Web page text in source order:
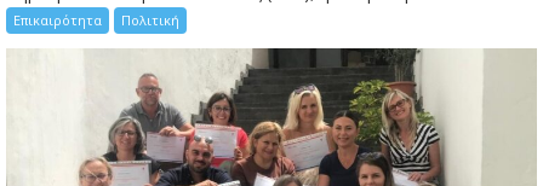
Επικαιρότητα Πολιτική